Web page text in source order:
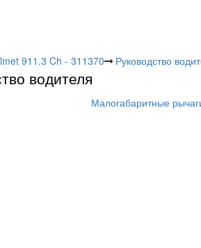
911.3 Ch - 311370 Руководство
водителя
Малогабаритные